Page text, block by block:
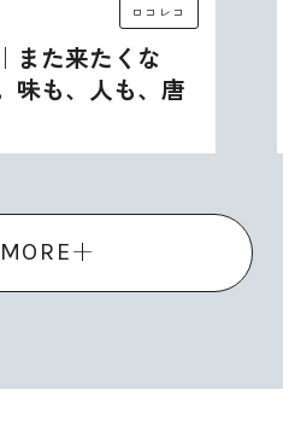
ロコレコ
また来たくな
味も、人も、唐